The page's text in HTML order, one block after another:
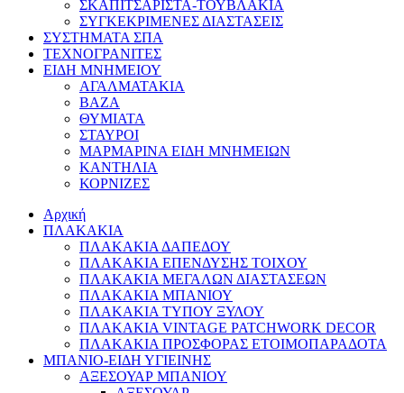
ΣΚΑΠΙΤΣΑΡΙΣΤΑ-ΤΟΥΒΛΑΚΙΑ
ΣΥΓΚΕΚΡΙΜΕΝΕΣ ΔΙΑΣΤΑΣΕΙΣ
ΣΥΣΤΗΜΑΤΑ ΣΠΑ
ΤΕΧΝΟΓΡΑΝΙΤΕΣ
ΕΙΔΗ ΜΝΗΜΕΙΟΥ
ΑΓΑΛΜΑΤΑΚΙΑ
ΒΑΖΑ
ΘΥΜΙΑΤΑ
ΣΤΑΥΡΟΙ
ΜΑΡΜΑΡΙΝΑ ΕΙΔΗ ΜΝΗΜΕΙΩΝ
ΚΑΝΤΗΛΙΑ
ΚΟΡΝΙΖΕΣ
Αρχική
ΠΛΑΚΑΚΙΑ
ΠΛΑΚΑΚΙΑ ΔΑΠΕΔΟΥ
ΠΛΑΚΑΚΙΑ ΕΠΕΝΔΥΣΗΣ ΤΟΙΧΟΥ
ΠΛΑΚΑΚΙΑ ΜΕΓΑΛΩΝ ΔΙΑΣΤΑΣΕΩΝ
ΠΛΑΚΑΚΙΑ ΜΠΑΝΙΟΥ
ΠΛΑΚΑΚΙΑ ΤΥΠΟΥ ΞΥΛΟΥ
ΠΛΑΚΑΚΙΑ VINTAGE PATCHWORK DECOR
ΠΛΑΚΑΚΙΑ ΠΡΟΣΦΟΡΑΣ ΕΤΟΙΜΟΠΑΡΑΔΟΤΑ
ΜΠΑΝΙΟ-ΕΙΔΗ ΥΓΙΕΙΝΗΣ
ΑΞΕΣΟΥΑΡ ΜΠΑΝΙΟΥ